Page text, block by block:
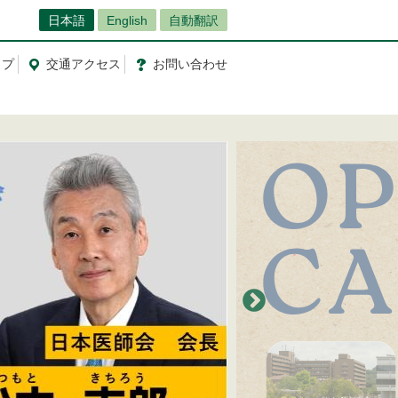
日本語 English 自動翻訳
交通アクセス お問い合わせ